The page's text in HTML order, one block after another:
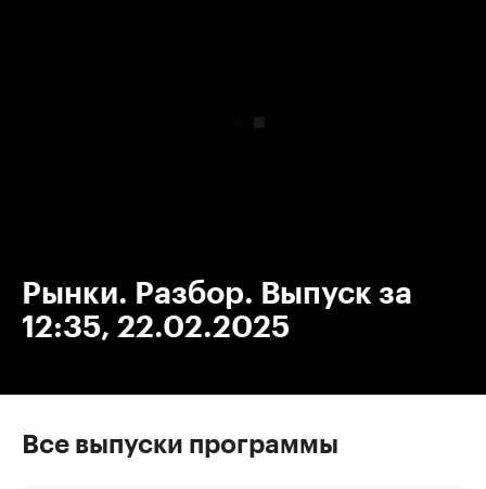
Рынки. Разбор. Выпуск за
12:35, 22.02.2025
Все выпуски программы